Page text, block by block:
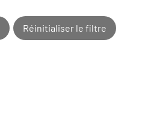
Réinitialiser le filtre